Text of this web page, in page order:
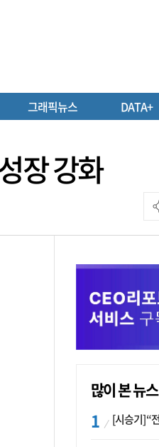
그래픽뉴스 DATA+
장 강화
많이 본 뉴스
[시승기] “전기로